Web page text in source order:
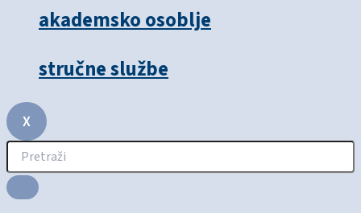
akademsko osoblje
stručne službe
X